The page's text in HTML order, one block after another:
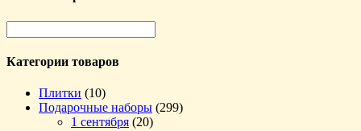
Категории товаров
Плитки (10)
Подарочные наборы (299)
1 сентября (20)